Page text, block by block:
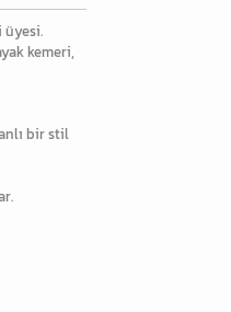
üyesi.
kemeri,
bir stil